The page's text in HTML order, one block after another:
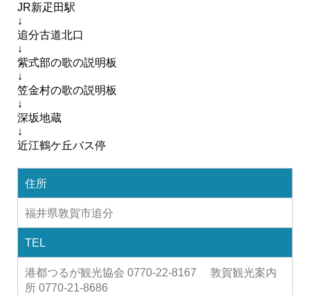
JR新疋田駅
↓
追分古道北口
↓
紫式部の歌の説明板
↓
笠金村の歌の説明板
↓
深坂地蔵
↓
近江鶴ケ丘バス停
住所
福井県敦賀市追分
TEL
港都つるが観光協会 0770-22-8167 敦賀観光案内
所 0770-21-8686